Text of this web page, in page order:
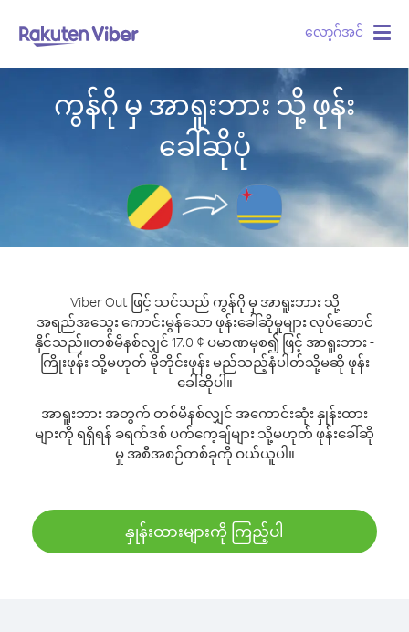
လော့ဂ်အင်
ကွန်ဂို မှ အာရူးဘား သို့ ဖုန်း
ခေါ်ဆိုပုံ
Viber Out ဖြင့် သင်သည် ကွန်ဂို မှ အာရူးဘား သို့
အရည်အသွေး ကောင်းမွန်သော ဖုန်းခေါ်ဆိုမှုများ လုပ်ဆောင်
နိုင်သည်။တစ်မိနစ်လျှင် 17.0 ¢ ပမာဏမှစ၍ ဖြင့် အာရူးဘား -
ကြိုးဖုန်း သို့မဟုတ် မိုဘိုင်းဖုန်း မည်သည့်နံပါတ်သို့မဆို ဖုန်း
ခေါ်ဆိုပါ။
အာရူးဘား အတွက် တစ်မိနစ်လျှင် အကောင်းဆုံး နှုန်းထား
များကို ရရှိရန် ခရက်ဒစ် ပက်ကေ့ချ်များ သို့မဟုတ် ဖုန်းခေါ်ဆို
မှု အစီအစဉ်တစ်ခုကို ဝယ်ယူပါ။
နှုန်းထားများကို ကြည့်ပါ